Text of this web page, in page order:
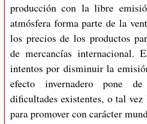
producción con la libre
atmósfera forma parte de la
los precios de los productos
de mercancías internacional.
intentos por disminuir la
efecto invernadero pone
dificultades existentes, o tal
para promover con carácter